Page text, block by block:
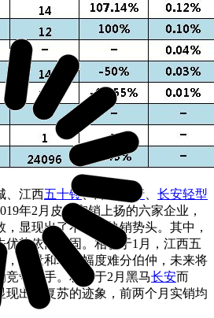
、江西五十铃、郑州 日产
长安轻型
年2月皮卡实销上扬的六家企业，
显现出了不俗的热销势头。其中，
优势依旧稳固。相较于1月，江西五
，销量和增长幅度难分伯仲，未来将
竞争对手。相较于2月黑马长安而
现出了复苏的迹象，前两个月实销均